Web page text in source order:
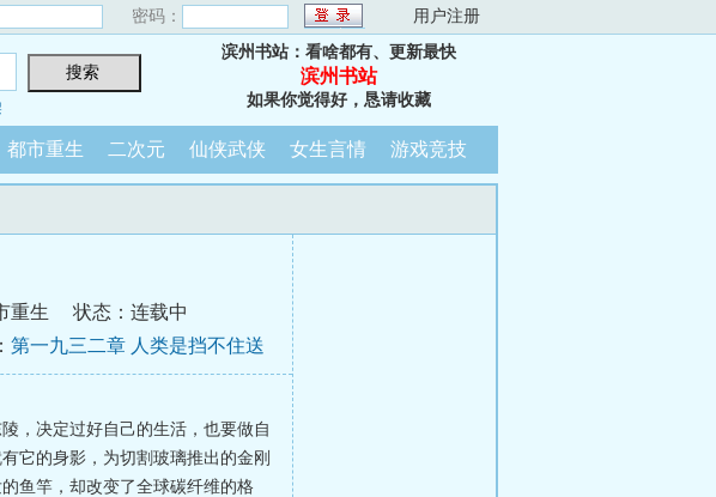
密码： 用户注册
滨州书站：看啥都有、更新最快
滨州书站
如果你觉得好，恳请收藏
都市重生 二次元 仙侠武侠 女生言情 游戏竞技
重生
状态：连载中
第一九三二章 人类是挡不住送
，决定过好自己的生活，也要做自
它的身影，为切割玻璃推出的金刚
鱼竿，却改变了全球碳纤维的格